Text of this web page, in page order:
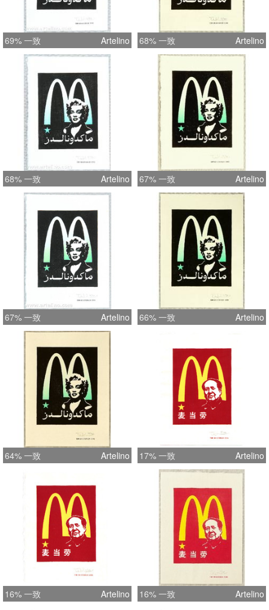
69% 一致 Artelino 68% 一致 Artelino
68% 一致 Artelino 67% 一致 Artelino
67% 一致 Artelino 66% 一致 Artelino
64% 一致 Artelino 17% 一致 Artelino
16% 一致 Artelino 16% 一致 Artelino